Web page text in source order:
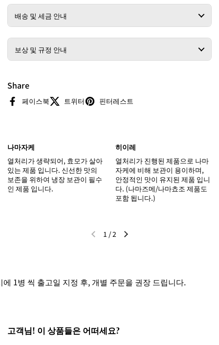
배송 및 세금 안내
보상 및 규정 안내
Share
페이스북 트위터 핀터레스트
나마자케
열처리가 생략되어, 효모가 살아
있는 제품 입니다. 신선한 맛의
보존을 위하여 냉장 보관이 필수
인 제품 입니다.
히이레
열처리가 진행된 제품으로 나마
자케에 비해 보관이 용이하며,
안정적인 맛이 유지된 제품 입니
다. (나마즈메/나마쵸조 제품도
포함 됩니다.)
이전 슬라이드다음 슬라이드
1 /2
병 씩 출고일 지정 후, 개별 주문을 권장 드립니다.
고객님! 이 상품들은 어떠세요?